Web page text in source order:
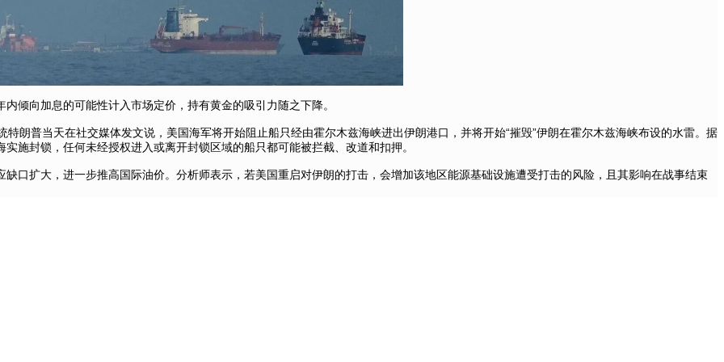
倾向加息的可能性计入市场定价，持有黄金的吸引力随之下降。
朗普当天在社交媒体发文说，美国海军将开始阻止船只经由霍尔木兹海峡进出伊朗港口，并将开始“摧毁”伊朗在霍尔木兹海峡布设的水雷。据
施封锁，任何未经授权进入或离开封锁区域的船只都可能被拦截、改道和扣押。
口扩大，进一步推高国际油价。分析师表示，若美国重启对伊朗的打击，会增加该地区能源基础设施遭受打击的风险，且其影响在战事结束